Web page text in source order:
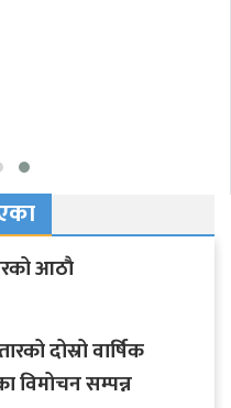
आठाै
दोस्रो वार्षिक
विमोचन सम्पन्न